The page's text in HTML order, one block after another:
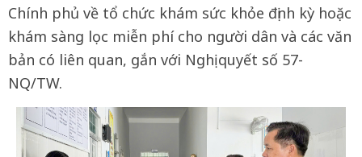
Chính phủ về tổ chức khám sức khỏe định kỳ hoặc
khám sàng lọc miễn phí cho người dân và các văn
bản có liên quan, gắn với Nghị quyết số 57-
NQ/TW.